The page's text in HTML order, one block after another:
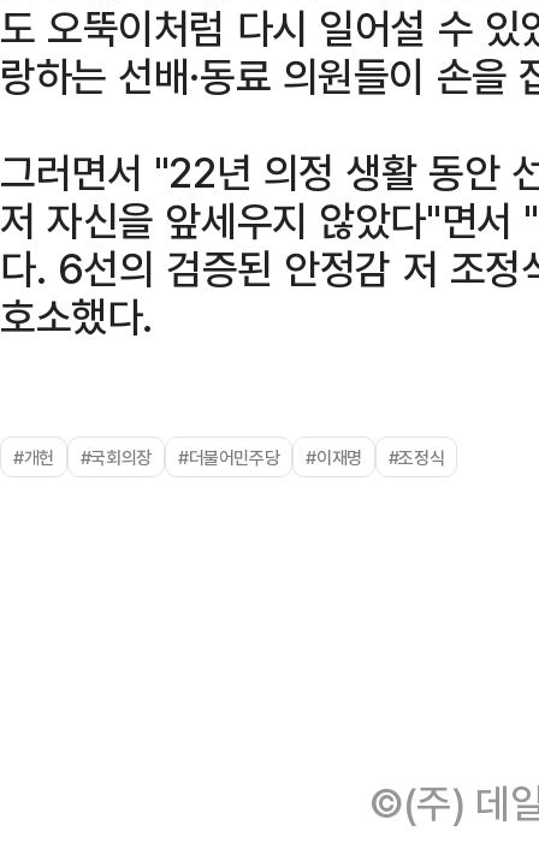
도 오뚝이처럼 다시 일어설 수
랑하는 선배·동료 의원들이 손을
그러면서 "22년 의정 생활 동안
저 자신을 앞세우지 않았다"면서
다. 6선의 검증된 안정감 저 조
호소했다.
#개헌 #국회의장 #더불어민주당 #이재명 #조정식
©(주) 데